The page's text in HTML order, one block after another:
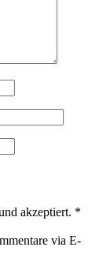
akzeptiert. *
via E-